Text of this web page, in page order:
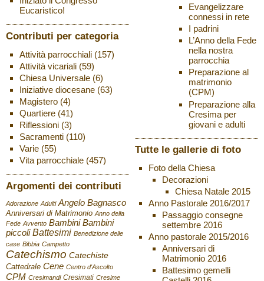
Eucaristico!
Contributi per categoria
Attività parrocchiali(157)
Attività vicariali(59)
Chiesa Universale(6)
Iniziative diocesane(63)
Magistero(4)
Quartiere(41)
Riflessioni(3)
Sacramenti(110)
Varie(55)
Vita parrocchiale(457)
Argomenti dei contributi
Adorazione Adulti Angelo Bagnasco
Anniversari di Matrimonio Anno della
Fede Avvento Bambini Bambini
piccoli Battesimi Benedizione delle
case Bibbia Campetto
Catechismo Catechiste
Cattedrale Cene Centro d'Ascolto
CPM Cresimandi Cresimati Cresime
Evangelizzare
connessi in rete
I padrini
L’Anno della Fede
nella nostra
parrocchia
Preparazione al
matrimonio
(CPM)
Preparazione alla
Cresima per
giovani e adulti
Tutte le gallerie di foto
Foto della Chiesa
Decorazioni
Chiesa Natale 2015
Anno Pastorale 2016/2017
Passaggio consegne
settembre 2016
Anno pastorale 2015/2016
Anniversari di
Matrimonio 2016
Battesimo gemelli